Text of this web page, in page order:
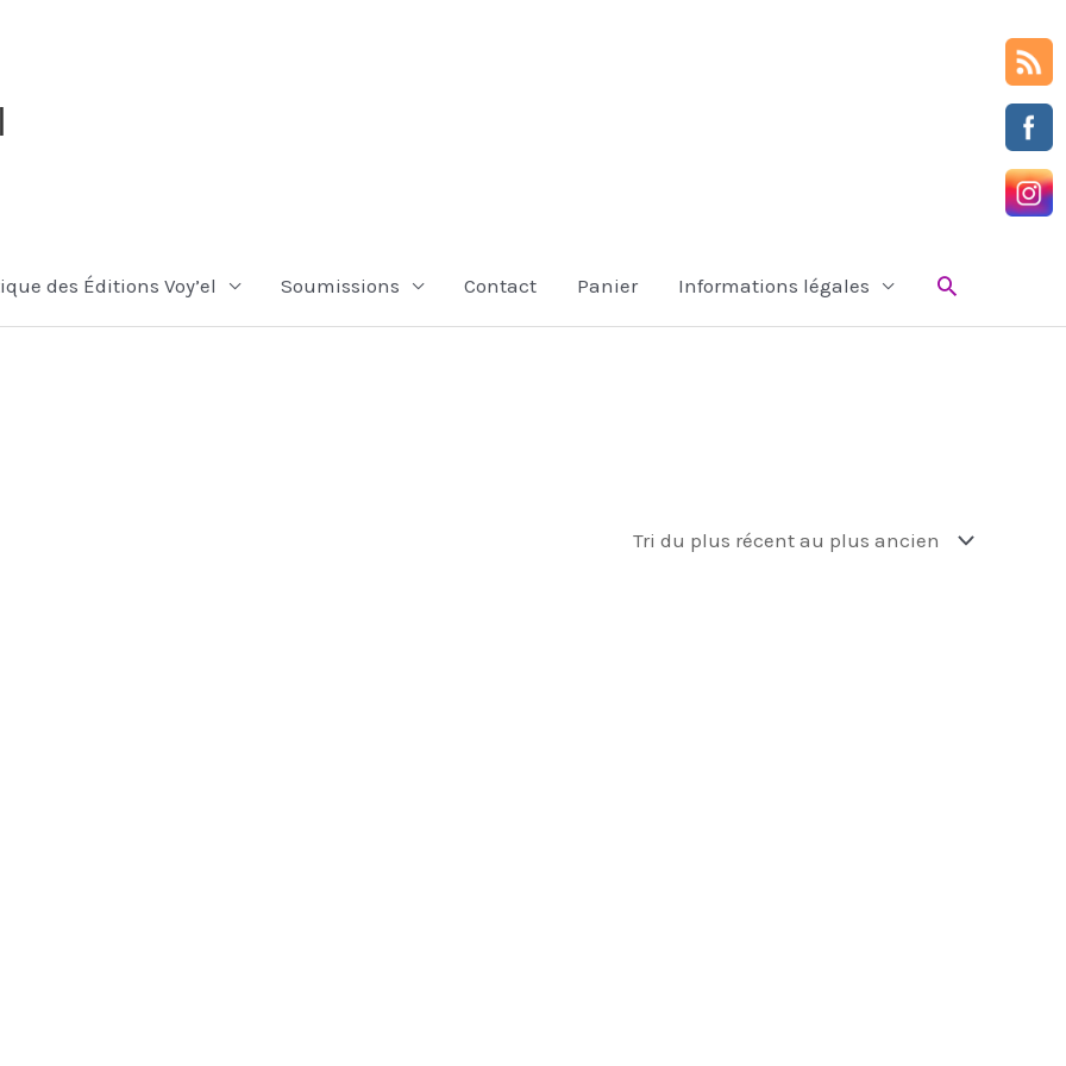
des Éditions Voy’el Soumissions Contact Panier Informations légales Rechercher